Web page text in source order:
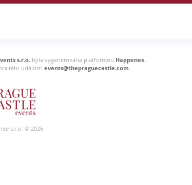
s.r.o.byla vygenerována platformou Happenee.
této událostievents@thepraguecastle.com.
s.r.o. © 2026